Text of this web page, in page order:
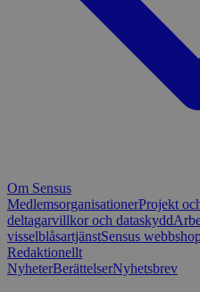
Om Sensus
MedlemsorganisationerProjekt
deltagarvillkor och dataskydd
visselblåsartjänstSensus
Redaktionellt
NyheterBerättelserNyhetsbrev